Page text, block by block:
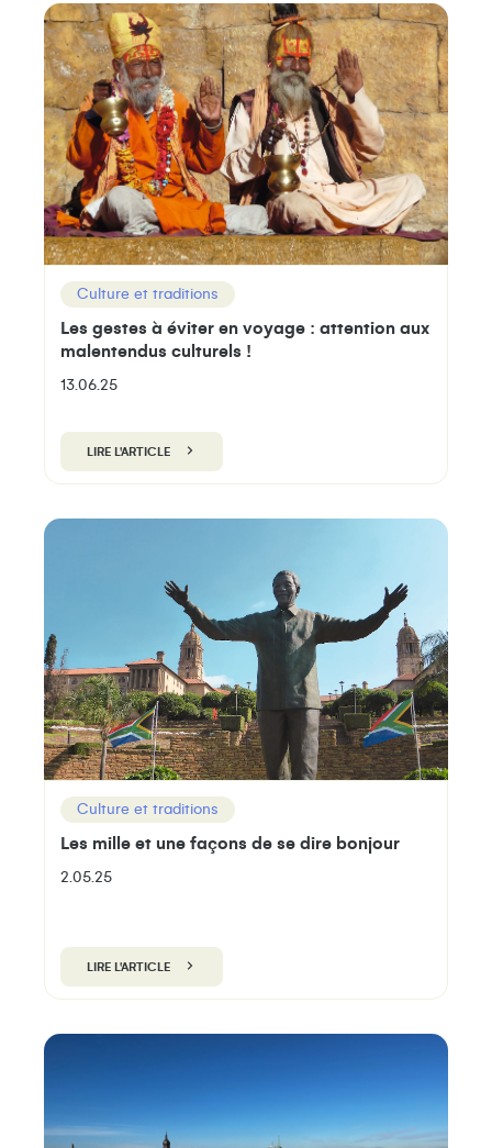
Culture et traditions
Les gestes à éviter en voyage : attention aux
malentendus culturels !
13.06.25
LIRE L'ARTICLE
Culture et traditions
Les mille et une façons de se dire bonjour
2.05.25
LIRE L'ARTICLE